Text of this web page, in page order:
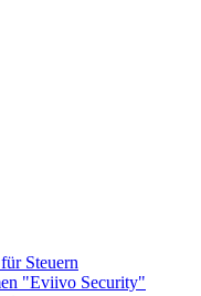
Steuern
"Eviivo Security"